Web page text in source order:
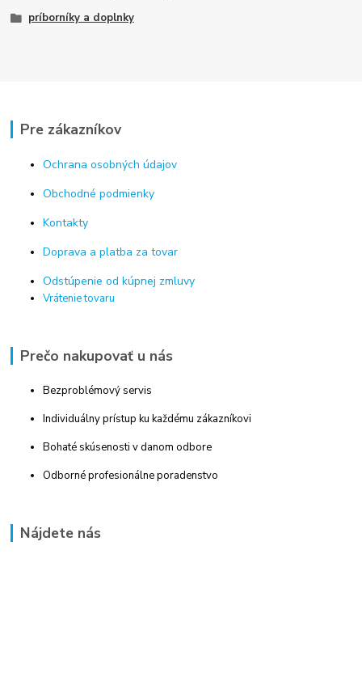
príborníky a doplnky
Pre zákazníkov
Ochrana osobných údajov
Obchodné podmienky
Kontakty
Doprava a platba za tovar
Odstúpenie od kúpnej zmluvy
Vrátenie tovaru
Prečo nakupovať u nás
Bezproblémový servis
Individuálny prístup ku každému zákazníkovi
Bohaté skúsenosti v danom odbore
Odborné profesionálne poradenstvo
Nájdete nás